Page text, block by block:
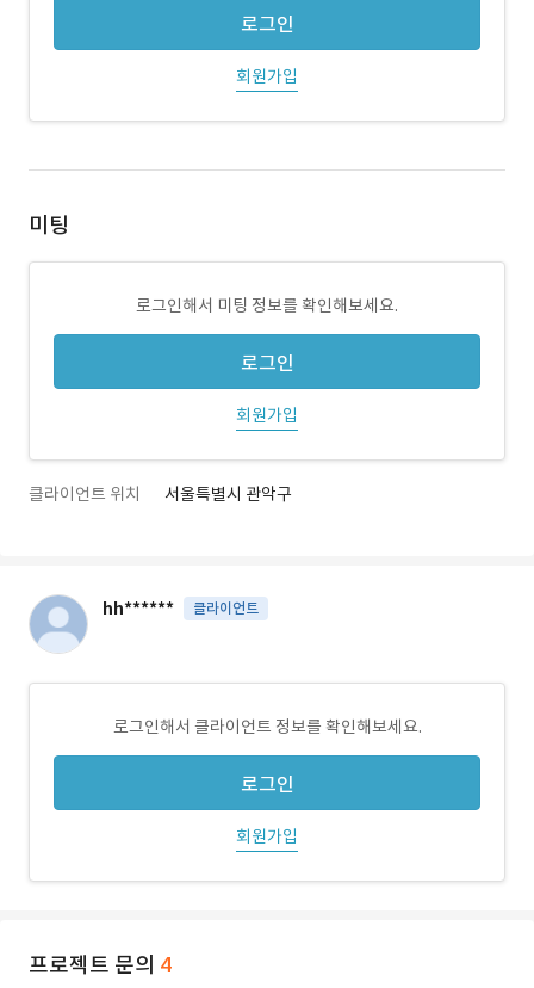
로그인
회원가입
미팅
로그인해서 미팅 정보를 확인해보세요.
로그인
회원가입
클라이언트 위치 서울특별시 관악구
hh****** 클라이언트
로그인해서 클라이언트 정보를 확인해보세요.
로그인
회원가입
프로젝트 문의 4